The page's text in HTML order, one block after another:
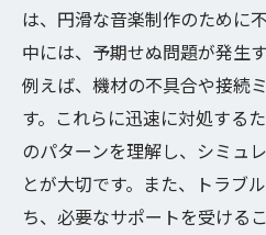
は、円滑な音楽制作のために
中には、予期せぬ問題が発生
例えば、機材の不具合や接続
す。これらに迅速に対処する
のパターンを理解し、シミュ
とが大切です。また、トラブ
ち、必要なサポートを受ける